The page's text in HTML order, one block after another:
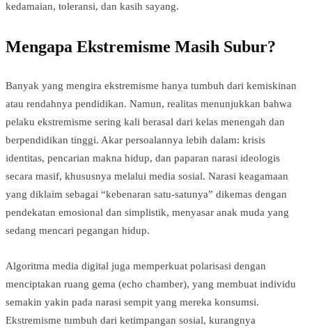
kedamaian, toleransi, dan kasih sayang.
Mengapa Ekstremisme Masih Subur?
Banyak yang mengira ekstremisme hanya tumbuh dari kemiskinan
atau rendahnya pendidikan. Namun, realitas menunjukkan bahwa
pelaku ekstremisme sering kali berasal dari kelas menengah dan
berpendidikan tinggi. Akar persoalannya lebih dalam: krisis
identitas, pencarian makna hidup, dan paparan narasi ideologis
secara masif, khususnya melalui media sosial. Narasi keagamaan
yang diklaim sebagai “kebenaran satu-satunya” dikemas dengan
pendekatan emosional dan simplistik, menyasar anak muda yang
sedang mencari pegangan hidup.
Algoritma media digital juga memperkuat polarisasi dengan
menciptakan ruang gema (echo chamber), yang membuat individu
semakin yakin pada narasi sempit yang mereka konsumsi.
Ekstremisme tumbuh dari ketimpangan sosial, kurangnya